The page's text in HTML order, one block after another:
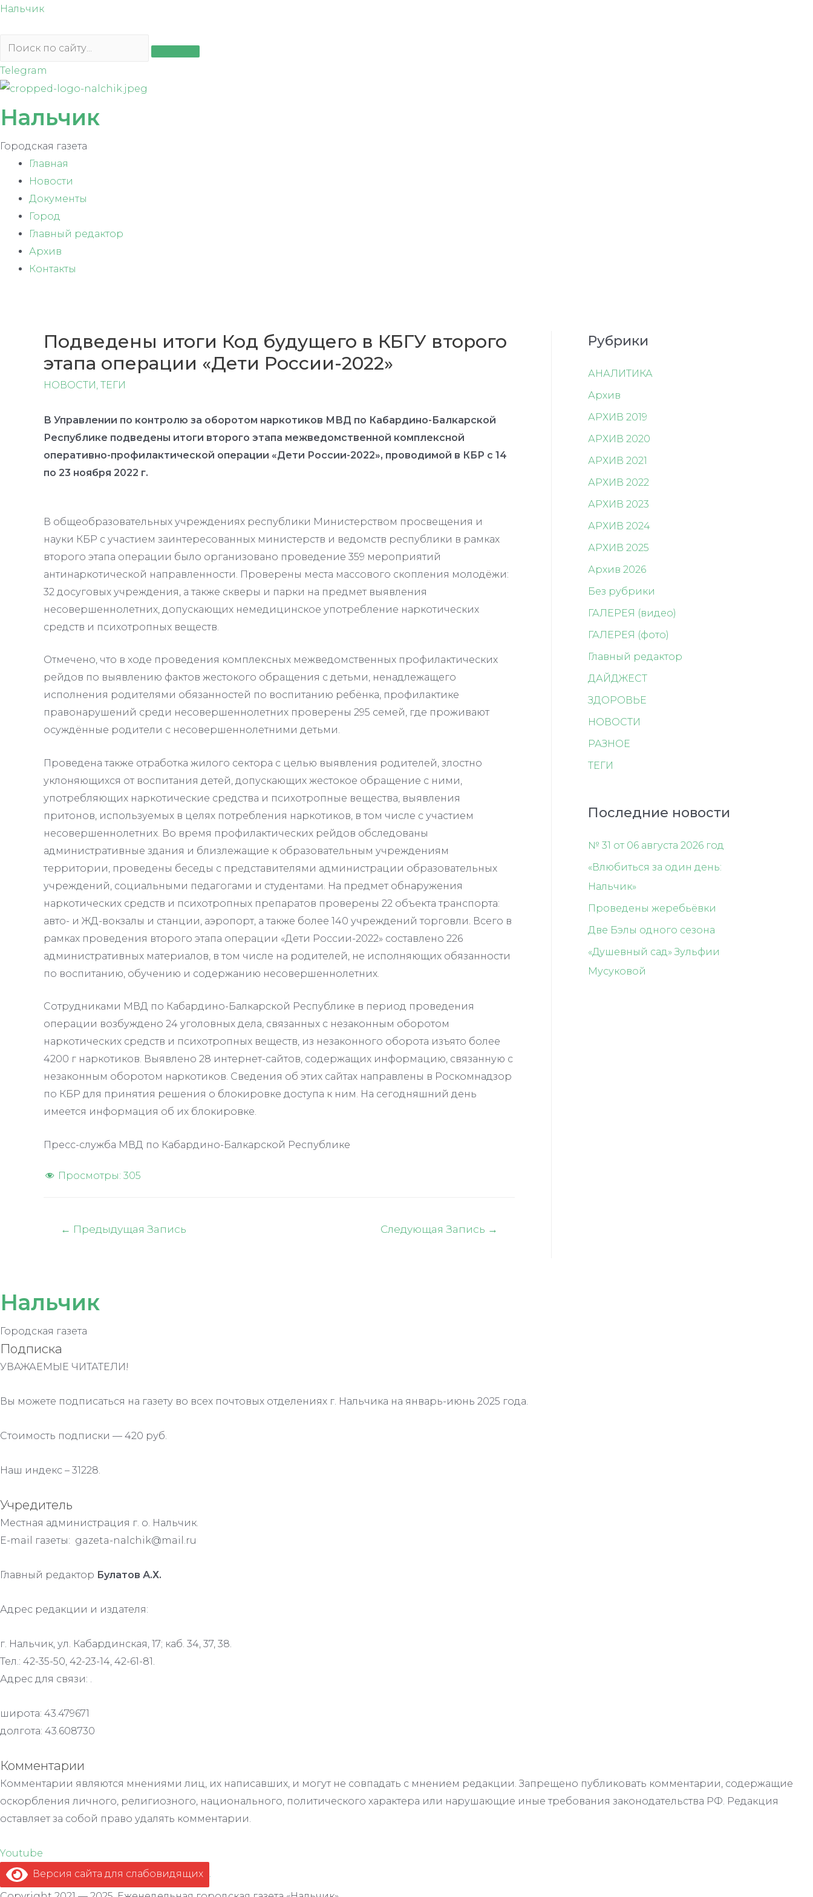
Перейти
содержимому
Нальчик
Telegram
Нальчик
Городская газета
Главная
Новости
Документы
Город
Главный редактор
Архив
Контакты
Подведены итоги Код будущего в КБГУ второго
этапа операции «Дети России-2022»
НОВОСТИ , ТЕГИ
В Управлении по контролю за оборотом наркотиков МВД по Кабардино-Балкарской
Республике подведены итоги второго этапа межведомственной комплексной
оперативно-профилактической операции «Дети России-2022», проводимой в КБР с 14
по 23 ноября 2022 г.
В общеобразовательных учреждениях республики Министерством просвещения и
науки КБР с участием заинтересованных министерств и ведомств республики в рамках
второго этапа операции было организовано проведение 359 мероприятий
антинаркотической направленности. Проверены места массового скопления молодёжи:
32 досуговых учреждения, а также скверы и парки на предмет выявления
несовершеннолетних, допускающих немедицинское употребление наркотических
средств и психотропных веществ.
Отмечено, что в ходе проведения комплексных межведомственных профилактических
рейдов по выявлению фактов жестокого обращения с детьми, ненадлежащего
исполнения родителями обязанностей по воспитанию ребёнка, профилактике
правонарушений среди несовершеннолетних проверены 295 семей, где проживают
осуждённые родители с несовершеннолетними детьми.
Проведена также отработка жилого сектора с целью выявления родителей, злостно
уклоняющихся от воспитания детей, допускающих жестокое обращение с ними,
употребляющих наркотические средства и психотропные вещества, выявления
притонов, используемых в целях потребления наркотиков, в том числе с участием
несовершеннолетних. Во время профилактических рейдов обследованы
административные здания и близлежащие к образовательным учреждениям
территории, проведены беседы с представителями администрации образовательных
учреждений, социальными педагогами и студентами. На предмет обнаружения
наркотических средств и психотропных препаратов проверены 22 объекта транспорта:
авто- и ЖД-вокзалы и станции, аэропорт, а также более 140 учреждений торговли. Всего в
рамках проведения второго этапа операции «Дети России-2022» составлено 226
административных материалов, в том числе на родителей, не исполняющих обязанности
по воспитанию, обучению и содержанию несовершеннолетних.
Сотрудниками МВД по Кабардино-Балкарской Республике в период проведения
операции возбуждено 24 уголовных дела, связанных с незаконным оборотом
наркотических средств и психотропных веществ, из незаконного оборота изъято более
4200 г наркотиков. Выявлено 28 интернет-сайтов, содержащих информацию, связанную с
незаконным оборотом наркотиков. Сведения об этих сайтах направлены в Роскомнадзор
по КБР для принятия решения о блокировке доступа к ним. На сегодняшний день
имеется информация об их блокировке.
Пресс-служба МВД по Кабардино-Балкарской Республике
Просмотры: 305
Навигация
← Предыдущая Запись Следующая Запись →
Рубрики
АНАЛИТИКА
Архив
АРХИВ 2019
АРХИВ 2020
АРХИВ 2021
АРХИВ 2022
АРХИВ 2023
АРХИВ 2024
АРХИВ 2025
Архив 2026
Без рубрики
ГАЛЕРЕЯ (видео)
ГАЛЕРЕЯ (фото)
Главный редактор
ДАЙДЖЕСТ
ЗДОРОВЬЕ
НОВОСТИ
РАЗНОЕ
ТЕГИ
Последние новости
№ 31 от 06 августа 2026 год
«Влюбиться за один день:
Нальчик»
Проведены жеребьёвки
Две Бэлы одного сезона
«Душевный сад» Зульфии
Мусуковой
Нальчик
Городская газета
Подписка
УВАЖАЕМЫЕ ЧИТАТЕЛИ!
Вы можете подписаться на газету во всех почтовых отделениях г. Нальчика на январь-июнь 2025 года.
Стоимость подписки — 420 руб.
Наш индекс – 31228.
Учредитель
Местная администрация г. о. Нальчик.
E-mail газеты: gazeta-nalchik@mail.ru
Главный редактор Булатов А.Х.
Адрес редакции и издателя:
г. Нальчик, ул. Кабардинская, 17; каб. 34, 37, 38.
Тел.: 42-35-50, 42-23-14, 42-61-81.
Адрес для связи: .
широта: 43.479671
долгота: 43.608730
Комментарии
Комментарии являются мнениями лиц, их написавших, и могут не совпадать с мнением редакции. Запрещено публиковать комментарии, содержащие
оскорбления личного, религиозного, национального, политического характера или нарушающие иные требования законодательства РФ. Редакция
оставляет за собой право удалять комментарии.
Youtube
Версия сайта для слабовидящих .